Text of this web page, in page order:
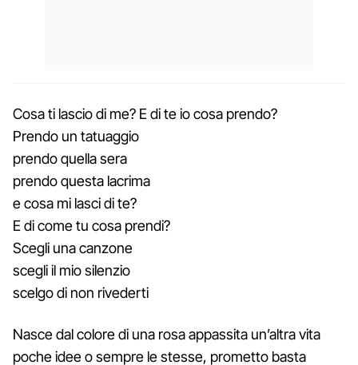
Cosa ti lascio di me? E di te io cosa prendo?
Prendo un tatuaggio
prendo quella sera
prendo questa lacrima
e cosa mi lasci di te?
E di come tu cosa prendi?
Scegli una canzone
scegli il mio silenzio
scelgo di non rivederti
Nasce dal colore di una rosa appassita un’altra vita
poche idee o sempre le stesse, prometto basta